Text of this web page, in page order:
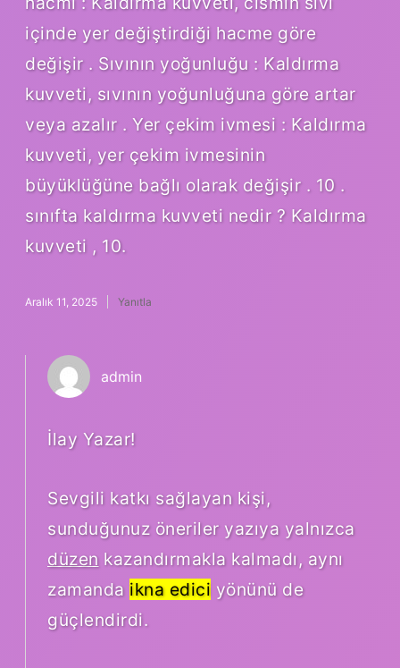
içinde yer değiştirdiği hacme göre
değişir . Sıvının yoğunluğu : Kaldırma
kuvveti, sıvının yoğunluğuna göre artar
veya azalır . Yer çekim ivmesi : Kaldırma
kuvveti, yer çekim ivmesinin
büyüklüğüne bağlı olarak değişir . 10 .
sınıfta kaldırma kuvveti nedir ? Kaldırma
kuvveti , 10.
Aralık 11, 2025 Yanıtla
admin
İlay Yazar!
Sevgili katkı sağlayan kişi,
sunduğunuz öneriler yazıya yalnızca
düzen kazandırmakla kalmadı, aynı
zamanda ikna edici yönünü de
güçlendirdi.